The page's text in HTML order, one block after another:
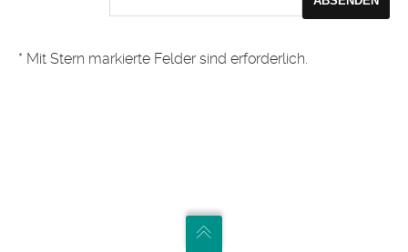
* Mit Stern markierte Felder sind erforderlich.